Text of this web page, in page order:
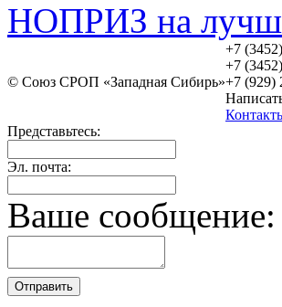
НОПРИЗ на
© Союз СРОП «Западная Сибирь»
+7 (3452)
+7 (3452)
+7 (929)
Представьтесь:
Эл. почта:
Ваше сообщение: